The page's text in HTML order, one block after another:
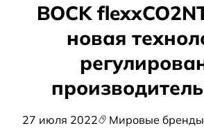
BOCK
новая
27 июля 2022 Мировые бренды